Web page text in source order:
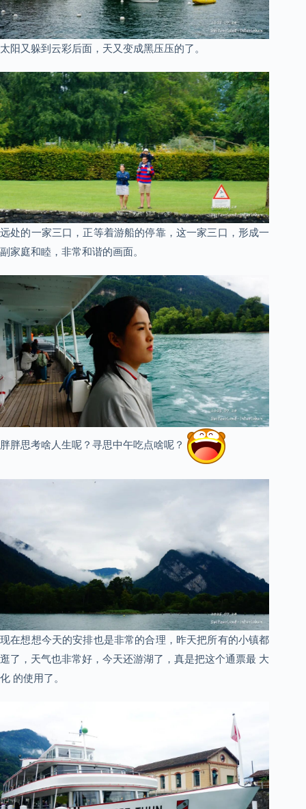
太阳又躲到云彩后面，天又变成黑压压的了。
远处的一家三口，正等着游船的停靠，这一家三口，形成一
副家庭和睦，非常和谐的画面。
胖胖思考啥人生呢？寻思中午吃点啥呢？
现在想想今天的安排也是非常的合理，昨天把所有的小镇都
逛了，天气也非常好，今天还游湖了，真是把这个通票最 大
化 的使用了。